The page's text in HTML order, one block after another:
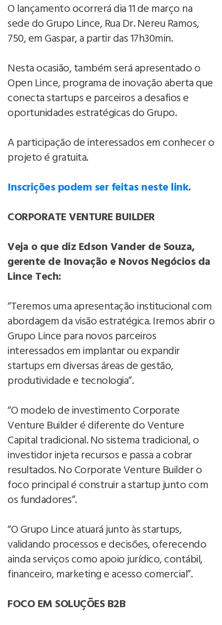
O lançamento ocorrerá dia 11 de março na
sede do Grupo Lince, Rua Dr. Nereu Ramos,
750, em Gaspar, a partir das 17h30min.
Nesta ocasião, também será apresentado o
Open Lince, programa de inovação aberta que
conecta startups e parceiros a desafios e
oportunidades estratégicas do Grupo.
A participação de interessados em conhecer o
projeto é gratuita.
Inscrições podem ser feitas neste link.
CORPORATE VENTURE BUILDER
Veja o que diz Edson Vander de Souza,
gerente de Inovação e Novos Negócios da
Lince Tech:
“Teremos uma apresentação institucional com
abordagem da visão estratégica. Iremos abrir o
Grupo Lince para novos parceiros
interessados em implantar ou expandir
startups em diversas áreas de gestão,
produtividade e tecnologia”.
“O modelo de investimento Corporate
Venture Builder é diferente do Venture
Capital tradicional. No sistema tradicional, o
investidor injeta recursos e passa a cobrar
resultados. No Corporate Venture Builder o
foco principal é construir a startup junto com
os fundadores”.
“O Grupo Lince atuará junto às startups,
validando processos e decisões, oferecendo
ainda serviços como apoio jurídico, contábil,
financeiro, marketing e acesso comercial”.
FOCO EM SOLUÇÕES B2B